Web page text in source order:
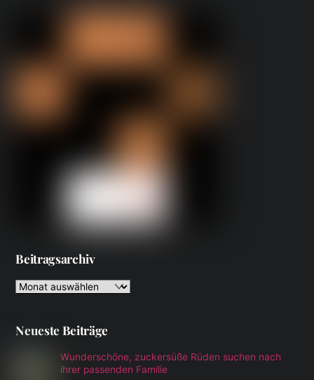
Beitragsarchiv
Beitragsarchiv
Neueste Beiträge
Wunderschöne, zuckersüße Rüden suchen nach
ihrer passenden Familie